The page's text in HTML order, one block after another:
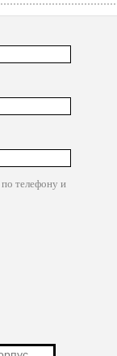
по телефону и